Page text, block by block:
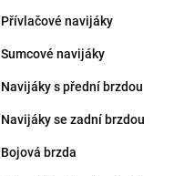
Přívlačové navijáky
Sumcové navijáky
Navijáky s přední brzdou
Navijáky se zadní brzdou
Bojová brzda